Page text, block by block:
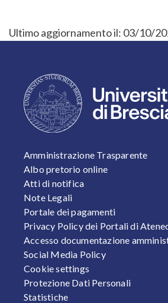
Ultimo aggiornamento il: 03/10/
FOOTER 1
Amministrazione Trasparente
Albo pretorio online
Atti di notifica
Note Legali
Portale dei pagamenti
Privacy Policy dei Portali di
Accesso documentazione
Social Media Policy
Cookie settings
Protezione Dati Personali
Statistiche